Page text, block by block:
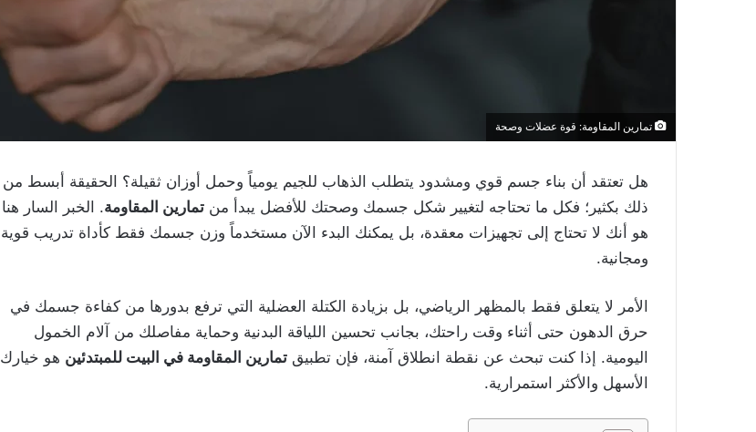
تمارين المقاومة: قوة عضلات وصحة
هل تعتقد أن بناء جسم قوي ومشدود يتطلب الذهاب للجيم يومياً وحمل أوزان ثقيلة؟ الحقيقة أبسط من
ذلك بكثير؛ فكل ما تحتاجه لتغيير شكل جسمك وصحتك للأفضل يبدأ من تمارين المقاومة. الخبر السار هنا
هو أنك لا تحتاج إلى تجهيزات معقدة، بل يمكنك البدء الآن مستخدماً وزن جسمك فقط كأداة تدريب قوية
ومجانية.
الأمر لا يتعلق فقط بالمظهر الرياضي، بل بزيادة الكتلة العضلية التي ترفع بدورها من كفاءة جسمك في
حرق الدهون حتى أثناء وقت راحتك، بجانب تحسين اللياقة البدنية وحماية مفاصلك من آلام الخمول
اليومية. إذا كنت تبحث عن نقطة انطلاق آمنة، فإن تطبيق تمارين المقاومة في البيت للمبتدئين هو خيارك
الأسهل والأكثر استمرارية.